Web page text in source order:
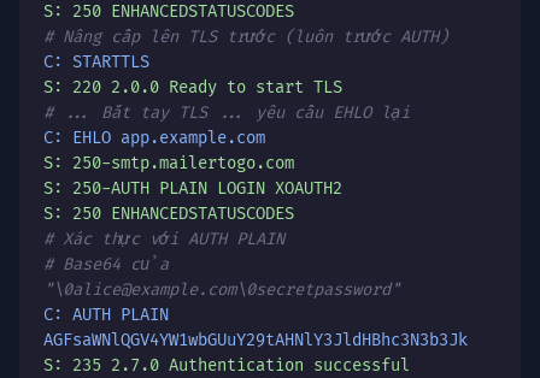
S: 250 ENHANCEDSTATUSCODES
# Nâng cấp lên TLS trước (luôn trước AUTH)
C: STARTTLS
S: 220 2.0.0 Ready to start TLS
# ... Bắt tay TLS ... yêu cầu EHLO lại
C: EHLO app.example.com
S: 250-smtp.mailertogo.com
S: 250-AUTH PLAIN LOGIN XOAUTH2
S: 250 ENHANCEDSTATUSCODES
# Xác thực với AUTH PLAIN
# Base64 của
"\0alice@example.com\0secretpassword"
C: AUTH PLAIN
AGFsaWNlQGV4YW1wbGUuY29tAHNlY3JldHBhc3N3b3Jk
S: 235 2.7.0 Authentication successful